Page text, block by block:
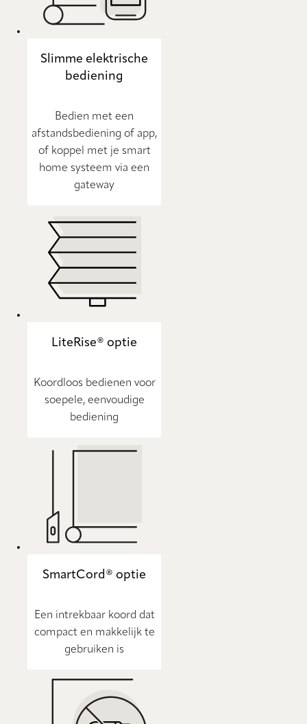
Slimme elektrische
bediening
Bedien met een
afstandsbediening of app,
of koppel met je smart
home systeem via een
gateway
LiteRise® optie
Koordloos bedienen voor
soepele, eenvoudige
bediening
SmartCord® optie
Een intrekbaar koord dat
compact en makkelijk te
gebruiken is